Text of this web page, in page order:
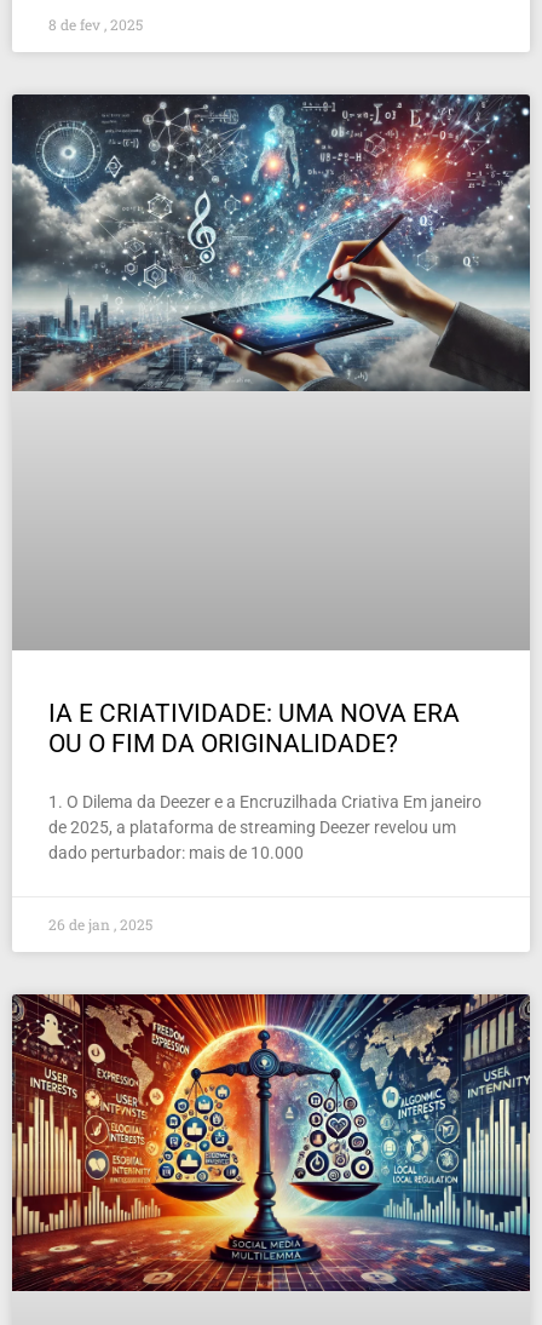
8 de fev , 2025
IA E CRIATIVIDADE: UMA NOVA ERA
OU O FIM DA ORIGINALIDADE?
1. O Dilema da Deezer e a Encruzilhada Criativa Em janeiro
de 2025, a plataforma de streaming Deezer revelou um
dado perturbador: mais de 10.000
26 de jan , 2025